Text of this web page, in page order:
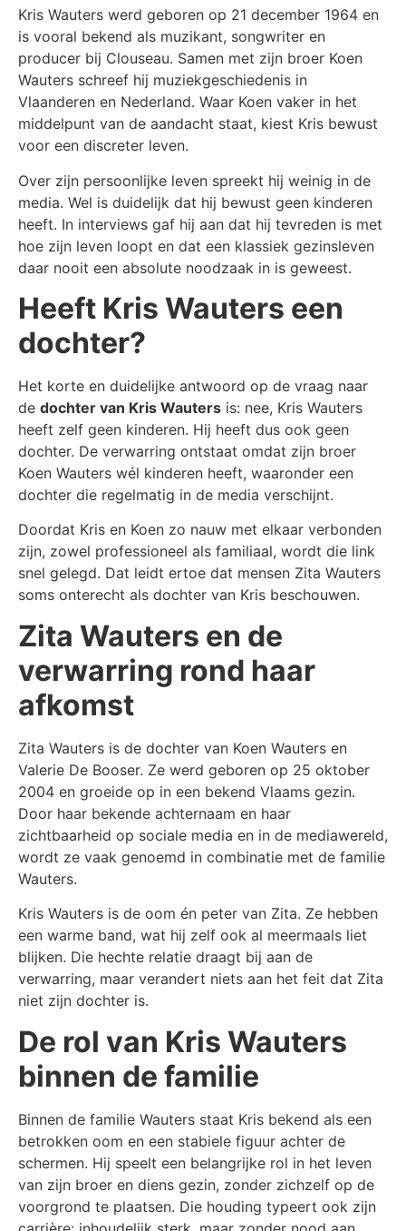
Kris Wauters werd geboren op 21 december 1964 en
is vooral bekend als muzikant, songwriter en
producer bij Clouseau. Samen met zijn broer Koen
Wauters schreef hij muziekgeschiedenis in
Vlaanderen en Nederland. Waar Koen vaker in het
middelpunt van de aandacht staat, kiest Kris bewust
voor een discreter leven.
Over zijn persoonlijke leven spreekt hij weinig in de
media. Wel is duidelijk dat hij bewust geen kinderen
heeft. In interviews gaf hij aan dat hij tevreden is met
hoe zijn leven loopt en dat een klassiek gezinsleven
daar nooit een absolute noodzaak in is geweest.
Heeft Kris Wauters een
dochter?
Het korte en duidelijke antwoord op de vraag naar
de dochter van Kris Wauters is: nee, Kris Wauters
heeft zelf geen kinderen. Hij heeft dus ook geen
dochter. De verwarring ontstaat omdat zijn broer
Koen Wauters wél kinderen heeft, waaronder een
dochter die regelmatig in de media verschijnt.
Doordat Kris en Koen zo nauw met elkaar verbonden
zijn, zowel professioneel als familiaal, wordt die link
snel gelegd. Dat leidt ertoe dat mensen Zita Wauters
soms onterecht als dochter van Kris beschouwen.
Zita Wauters en de
verwarring rond haar
afkomst
Zita Wauters is de dochter van Koen Wauters en
Valerie De Booser. Ze werd geboren op 25 oktober
2004 en groeide op in een bekend Vlaams gezin.
Door haar bekende achternaam en haar
zichtbaarheid op sociale media en in de mediawereld,
wordt ze vaak genoemd in combinatie met de familie
Wauters.
Kris Wauters is de oom én peter van Zita. Ze hebben
een warme band, wat hij zelf ook al meermaals liet
blijken. Die hechte relatie draagt bij aan de
verwarring, maar verandert niets aan het feit dat Zita
niet zijn dochter is.
De rol van Kris Wauters
binnen de familie
Binnen de familie Wauters staat Kris bekend als een
betrokken oom en een stabiele figuur achter de
schermen. Hij speelt een belangrijke rol in het leven
van zijn broer en diens gezin, zonder zichzelf op de
voorgrond te plaatsen. Die houding typeert ook zijn